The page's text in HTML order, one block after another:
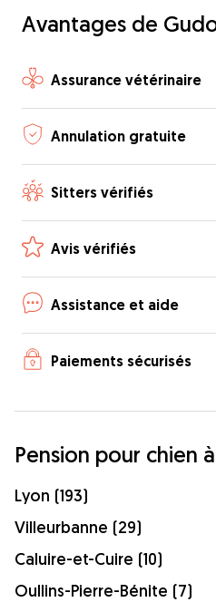
Avantages de
Assurance vétérinaire
Annulation gratuite
Sitters vérifiés
Avis vérifiés
Assistance et aide
Paiements sécurisés
Pension pour chien
Lyon (193)
Villeurbanne (29)
Caluire-et-Cuire (10)
Oullins-Pierre-Bénite (7)